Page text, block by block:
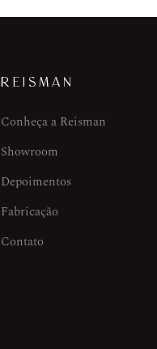
REISMAN
Conheça a Reisman
Showroom
Depoimentos
Fabricação
Contato